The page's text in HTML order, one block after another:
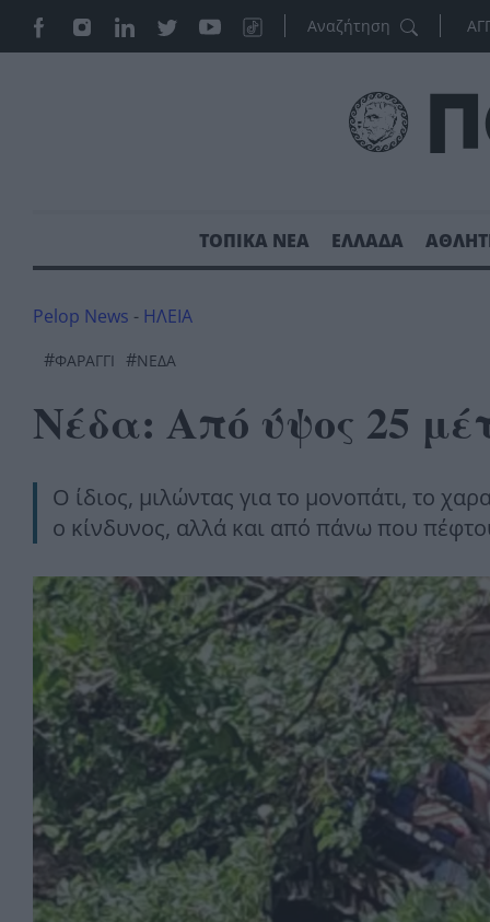
ΤΟΠΙΚΑ ΝΕΑ ΕΛΛΑΔΑ
Pelop News - ΗΛΕΙΑ
#ΦΑΡΆΓΓΙ #ΝΈΔΑ
Νέδα: Από ύψος 25
Ο ίδιος, μιλώντας για το μονοπάτι, το
ο κίνδυνος, αλλά και από πάνω που